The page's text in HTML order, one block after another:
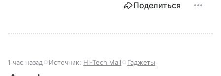
Поделиться
1 час назад Источник: Hi-Tech Mail Гаджеты